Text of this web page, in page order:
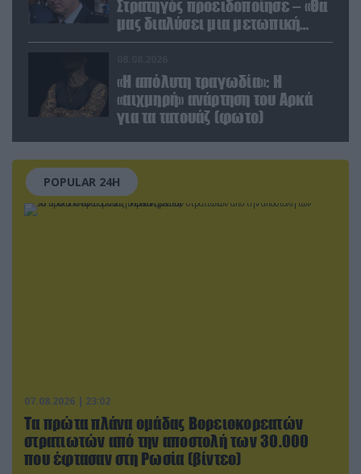
Στρατηγός προειδοποίησε – «Θα
μας διαλύσει μια μετωπική
σύγκρουση με το Ιράν» – Τι
«Η απόλυτη τραγωδία»: Η
«αιχμηρή» ανάρτηση του Αρκά
για τα τατουάζ (φωτο)
POPULAR 24H
07.08.2026 | 23:02
Τα πρώτα πλάνα ομάδας Βορειοκορεατών
στρατιωτών από την αποστολή των 30.000
που έφτασαν στη Ρωσία (βίντεο)